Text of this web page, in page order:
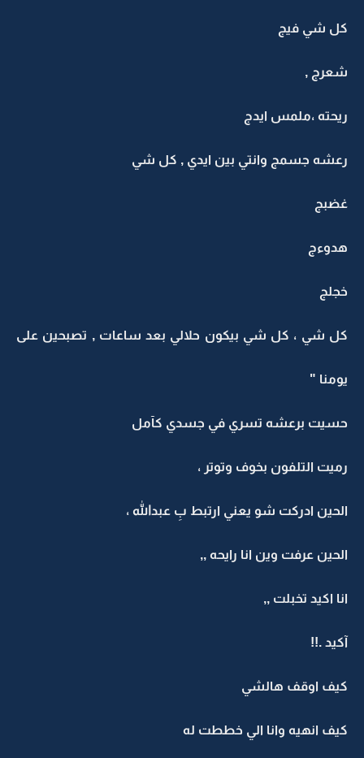
كل شي فيج
شعرج ,
ريحته ،ملمس ايدج
رعشه جسمج وانتي بين ايدي , كل شي
غضبج
هدوءج
خجلج
كل شي ، كل شي بيكون حلالي بعد ساعات , تصبحين على
يومنا "
حسيت برعشه تسري في جسدي كآمل
رميت التلفون بخوف وتوتر ،
الحين ادركت شو يعني ارتبط بِ عبدالله ،
الحين عرفت وين انا رايحه ,,
انا اكيد تخبلت ,,
آكيد .!!
كيف اوقف هالشي
كيف انهيه وانا الي خططت له